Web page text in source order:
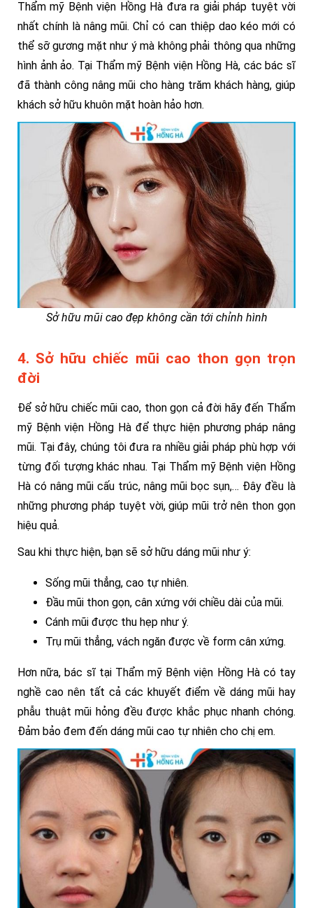
Thẩm mỹ Bệnh viện Hồng Hà đưa ra giải pháp tuyệt vời
nhất chính là nâng mũi. Chỉ có can thiệp dao kéo mới có
thể sỡ gương mặt như ý mà không phải thông qua những
hình ảnh ảo. Tại Thẩm mỹ Bệnh viện Hồng Hà, các bác sĩ
đã thành công nâng mũi cho hàng trăm khách hàng, giúp
khách sở hữu khuôn mặt hoàn hảo hơn.
Sở hữu mũi cao đẹp không cần tới chỉnh hình
4. Sở hữu chiếc mũi cao thon gọn trọn
đời
Để sở hữu chiếc mũi cao, thon gọn cả đời hãy đến Thẩm
mỹ Bệnh viện Hồng Hà để thực hiện phương pháp nâng
mũi. Tại đây, chúng tôi đưa ra nhiều giải pháp phù hợp với
từng đối tượng khác nhau. Tại Thẩm mỹ Bệnh viện Hồng
Hà có nâng mũi cấu trúc, nâng mũi bọc sụn,… Đây đều là
những phương pháp tuyệt vời, giúp mũi trở nên thon gọn
hiệu quả.
Sau khi thực hiện, bạn sẽ sở hữu dáng mũi như ý:
Sống mũi thẳng, cao tự nhiên.
Đầu mũi thon gọn, cân xứng với chiều dài của mũi.
Cánh mũi được thu hẹp như ý.
Trụ mũi thẳng, vách ngăn được về form cân xứng.
Hơn nữa, bác sĩ tại Thẩm mỹ Bệnh viện Hồng Hà có tay
nghề cao nên tất cả các khuyết điểm về dáng mũi hay
phẫu thuật mũi hỏng đều được khắc phục nhanh chóng.
Đảm bảo đem đến dáng mũi cao tự nhiên cho chị em.